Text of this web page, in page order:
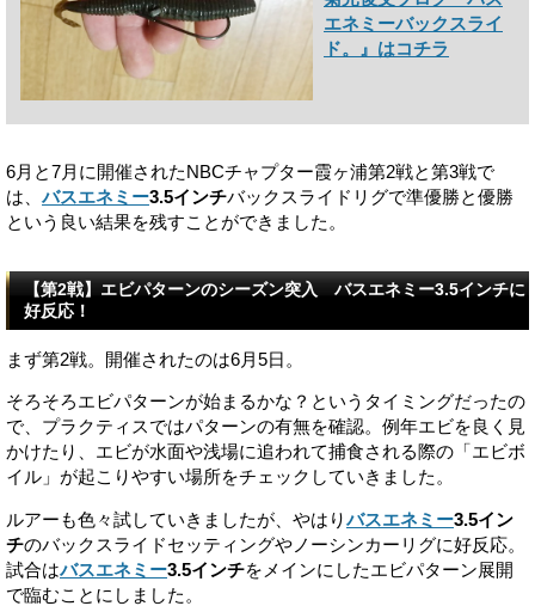
エネミーバックスライ
ド。』はコチラ
6月と7月に開催されたNBCチャプター霞ヶ浦第2戦と第3戦で
は、 バスエネミー3.5インチバックスライドリグで準優勝と優勝
という良い結果を残すことができました。
【第2戦】エビパターンのシーズン突入 バスエネミー3.5インチに
好反応！
まず第2戦。開催されたのは6月5日。
そろそろエビパターンが始まるかな？というタイミングだったの
で、プラクティスではパターンの有無を確認。例年エビを良く見
かけたり、エビが水面や浅場に追われて捕食される際の「エビボ
イル」が起こりやすい場所をチェックしていきました。
ルアーも色々試していきましたが、やはりバスエネミー3.5イン
チのバックスライドセッティングやノーシンカーリグに好反応。
試合はバスエネミー3.5インチをメインにしたエビパターン展開
で臨むことにしました。